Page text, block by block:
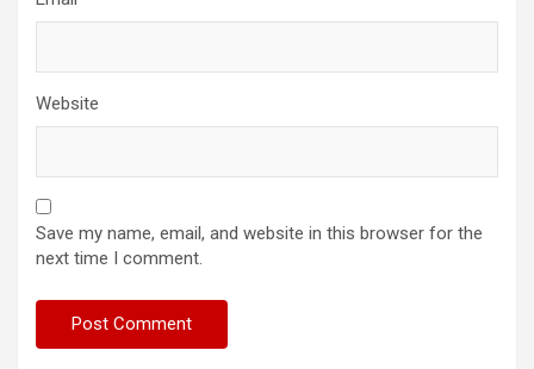
Website
Save my name, email, and website in this browser for the
next time I comment.